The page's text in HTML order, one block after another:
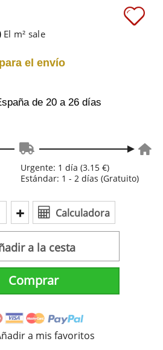
El m² sale
el envío
de 20 a 26 días
Urgente: 1 día (3.15 €)
Estándar: 1 - 2 días (Gratuito)
Calculadora
a la cesta
Comprar
a mis favoritos